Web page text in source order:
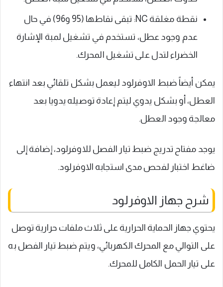
نقطة مغلقة NC: تبقى نقاطها (95 و96) في حال
عدم وجود عطل، تستخدم في تشغيل لمبة الإشارة
الخضراء لتدل على تشغيل المحرك.
يمكن أيضاً ضبط الاوفرلود ليعمل بشكل تلقائي بعد انتهاء
العطل، أو بشكل يدوي ليتم إعادة توصيله يدويا بعد
معالجة وجود العطل.
يوجد مفتاح تدريج ضبط تيار الفصل للاوفرلود، إضافة إلى
ضاغط اختبار لفحص مدى استجابه الاوفرلود.
شرح جهاز الاوفرلود
يحتوي جهاز الحماية الحرارية على ثلاث ملفات حرارية توصل
على التوالي مع المحرك الكهربائي، ويتم ضبط تيار الفصل به
على تيار الحمل الكامل للمحرك.